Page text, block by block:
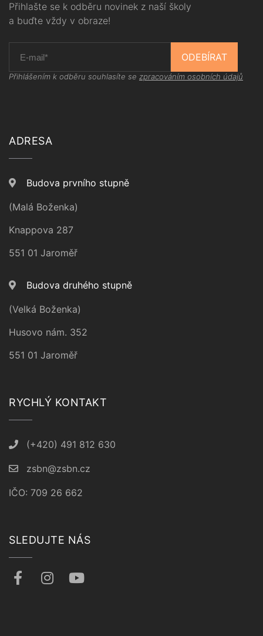
Přihlašte se k odběru novinek z naší školy
a buďte vždy v obraze!
ODEBÍRAT
Přihlášením k odběru souhlasíte se zpracováním osobních údajů
ADRESA
Budova prvního stupně
(Malá Boženka)
Knappova 287
551 01 Jaroměř
Budova druhého stupně
(Velká Boženka)
Husovo nám. 352
551 01 Jaroměř
RYCHLÝ KONTAKT
(+420) 491 812 630
zsbn@zsbn.cz
IČO: 709 26 662
SLEDUJTE NÁS